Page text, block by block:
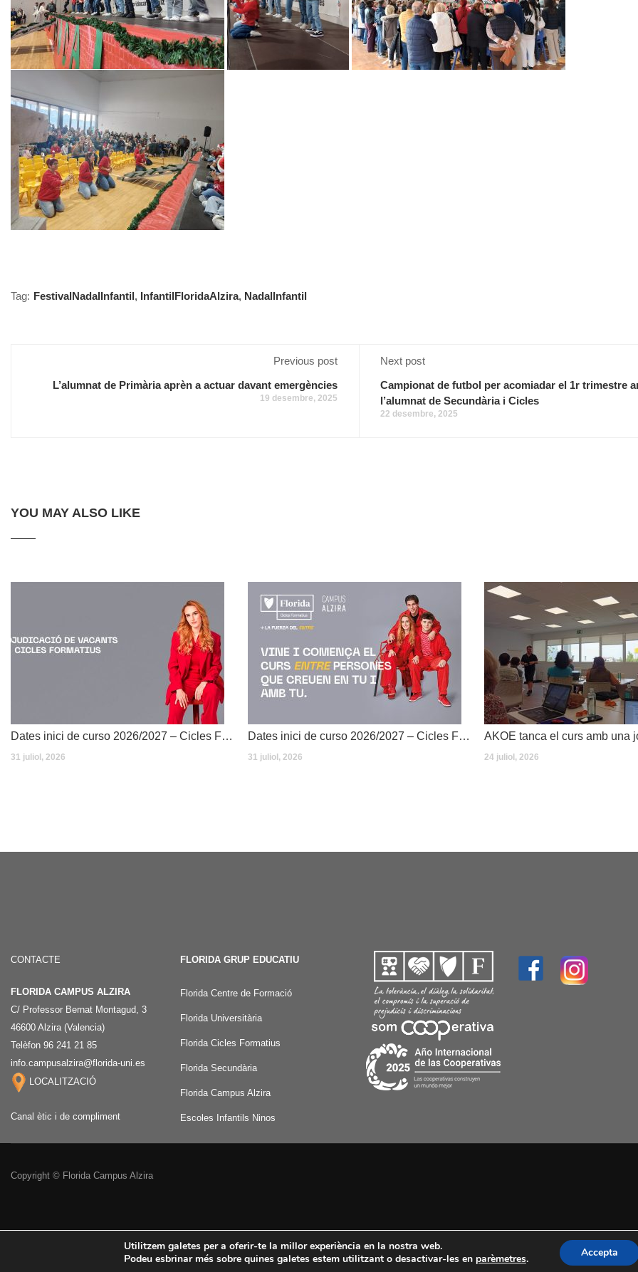
Tag: FestivalNadalInfantil , InfantilFloridaAlzira, NadalInfantil
Previous post
L’alumnat de Primària aprèn a actuar davant emergències
19 desembre, 2025
Next post
Campionat de futbol per acomiadar el 1r trimestre
l’alumnat de Secundària i Cicles
22 desembre, 2025
YOU MAY ALSO LIKE
Dates inici de curso 2026/2027 – Cicles Formatius
31 juliol, 2026
Dates inici de curso 2026/2027 – Cicles Formatius
31 juliol, 2026 24 juliol, 2026
CONTACTE
FLORIDA CAMPUS ALZIRA
C/ Professor Bernat Montagud, 3
46600 Alzira (Valencia)
Telèfon 96 241 21 85
info.campusalzira@florida-uni.es
LOCALITZACIÓ
Canal ètic i de compliment
FLORIDA GRUP EDUCATIU
Florida Centre de Formació
Florida Universitària
Florida Cicles Formatius
Florida Secundària
Florida Campus Alzira
Escoles Infantils Ninos
Copyright © Florida Campus Alzira
Utilitzem galetes per a oferir-te la millor experiència en la nostra web.
Podeu esbrinar més sobre quines galetes estem utilitzant o desactivar-les en parèmetres. Accepta